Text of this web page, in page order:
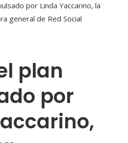
plan
por